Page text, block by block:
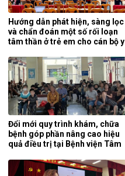
Hướng dẫn phát hiện, sàng lọc
và chẩn đoán một số rối loạn
tâm thần ở trẻ em cho cán bộ y
Đổi mới quy trình khám, chữa
bệnh góp phần nâng cao hiệu
quả điều trị tại Bệnh viện Tâm